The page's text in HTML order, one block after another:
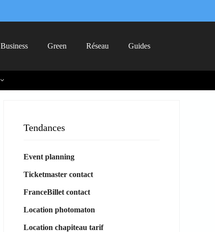
Business Green Réseau Guides
Tendances
Event planning
Ticketmaster contact
FranceBillet contact
Location photomaton
Location chapiteau tarif